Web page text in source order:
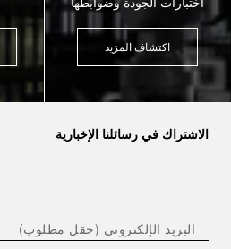
اختبارات الجودة وضوابطها
اكتشاف المزيد
الاشتراك في رسائلنا الإخبارية